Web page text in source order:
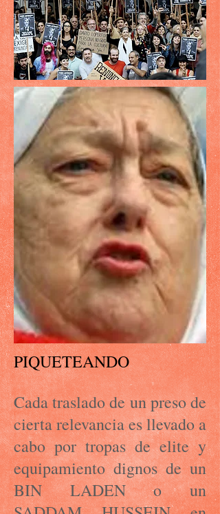
PIQUETEANDO
Cada traslado de un preso de
cierta relevancia es llevado a
cabo por tropas de elite y
equipamiento dignos de un
BIN LADEN o un